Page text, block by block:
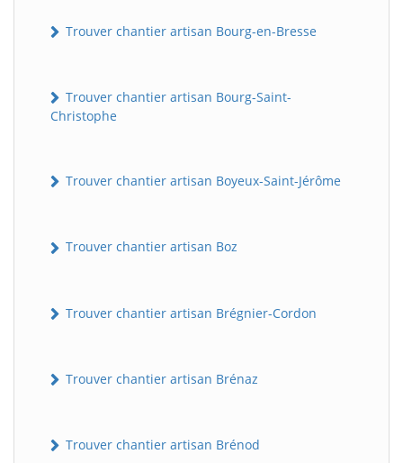
Trouver chantier artisan Bourg-en-Bresse
Trouver chantier artisan Bourg-Saint-
Christophe
Trouver chantier artisan Boyeux-Saint-Jérôme
Trouver chantier artisan Boz
Trouver chantier artisan Brégnier-Cordon
Trouver chantier artisan Brénaz
Trouver chantier artisan Brénod